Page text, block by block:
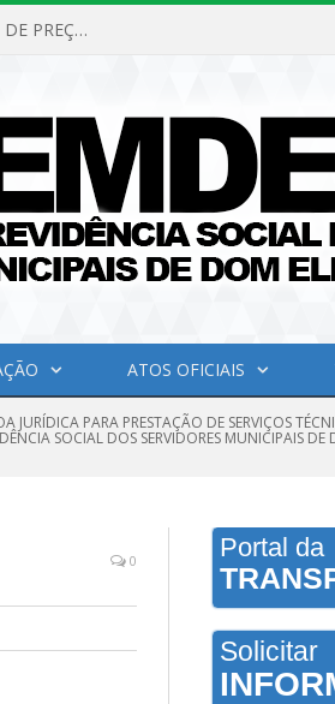
PREGÃO ELETRÔNICO Nº 02/2026-IPSEMDE (REGISTRO DE PREÇOS PARA FUTURA E EVENTUAL AQUISIÇÃO DE MATERIAL DE LIMPEZA E GÊNEROS ALIMENTÍCIOS PARA ATENDER AS NECESSIDADES DO INSTITUTO DE PREVIDÊNCIA SOCIAL DOS SERVIDORES MUNICIPAIS DE DOM ELISEU.)
ATOS OFICIAIS
PARA PRESTAÇÃO DE SERVIÇOS
SOCIAL DOS SERVIDORES MUNICIPAIS DE
0 Portal da
Solicitar